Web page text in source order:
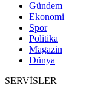
Gündem
Ekonomi
Spor
Politika
Magazin
Dünya
SERVİSLER